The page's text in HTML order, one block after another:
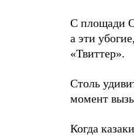
С площади
а эти
«Твиттер».
Столь
момент
Когда